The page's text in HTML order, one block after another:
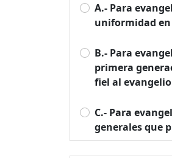
A.- Para
uniformidad en
B.- Para
primera
fiel al
C.- Para
generales que